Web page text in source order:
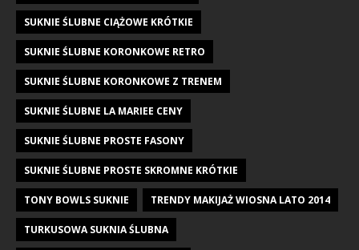
SUKNIE ŚLUBNE CIĄŻOWE KRÓTKIE
SUKNIE ŚLUBNE KORONKOWE RETRO
SUKNIE ŚLUBNE KORONKOWE Z TRENEM
SUKNIE ŚLUBNE LA MARIEE CENY
SUKNIE ŚLUBNE PROSTE FASONY
SUKNIE ŚLUBNE PROSTE SKROMNE KRÓTKIE
TONY BOWLS SUKNIE TRENDY MAKIJAŻ WIOSNA LATO 2014
TURKUSOWA SUKNIA ŚLUBNA